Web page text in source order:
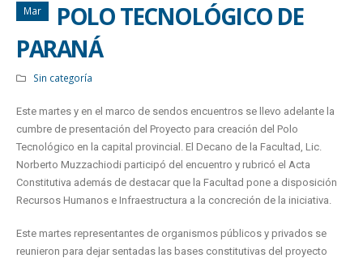
Mar
POLO TECNOLÓGICO DE
PARANÁ
Sin categoría
Este martes y en el marco de sendos encuentros se llevo adelante la
cumbre de presentación del Proyecto para creación del Polo
Tecnológico en la capital provincial. El Decano de la Facultad, Lic.
Norberto Muzzachiodi participó del encuentro y rubricó el Acta
Constitutiva además de destacar que la Facultad pone a disposición
Recursos Humanos e Infraestructura a la concreción de la iniciativa.
Este martes representantes de organismos públicos y privados se
reunieron para dejar sentadas las bases constitutivas del proyecto